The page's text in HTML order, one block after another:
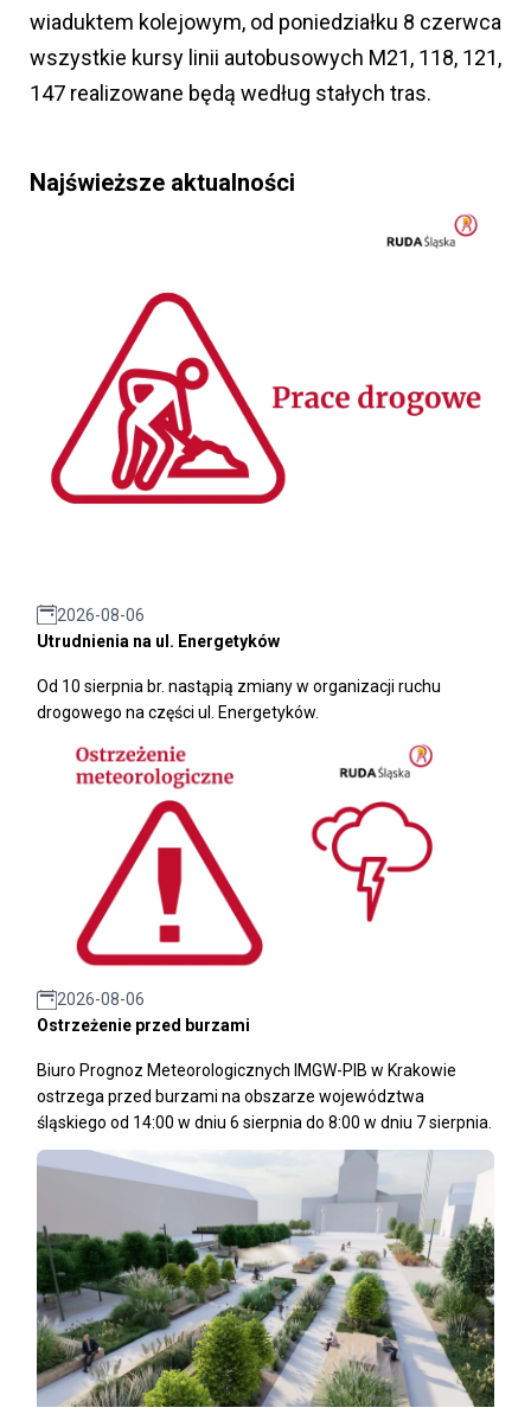
wiaduktem kolejowym, od poniedziałku 8 czerwca
wszystkie kursy linii autobusowych M21, 118, 121,
147 realizowane będą według stałych tras.
Najświeższe aktualności
2026-08-06
Utrudnienia na ul. Energetyków
Od 10 sierpnia br. nastąpią zmiany w organizacji ruchu
drogowego na części ul. Energetyków.
2026-08-06
Ostrzeżenie przed burzami
Biuro Prognoz Meteorologicznych IMGW-PIB w Krakowie
ostrzega przed burzami na obszarze województwa
śląskiego od 14:00 w dniu 6 sierpnia do 8:00 w dniu 7 sierpnia.